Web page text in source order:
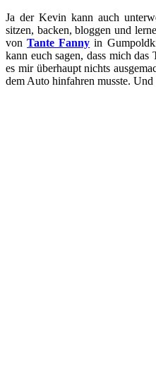
Ja der Kevin kann auch
sitzen, backen, bloggen und
von Tante Fanny in
kann euch sagen, dass mich das
es mir überhaupt nichts
dem Auto hinfahren musste.